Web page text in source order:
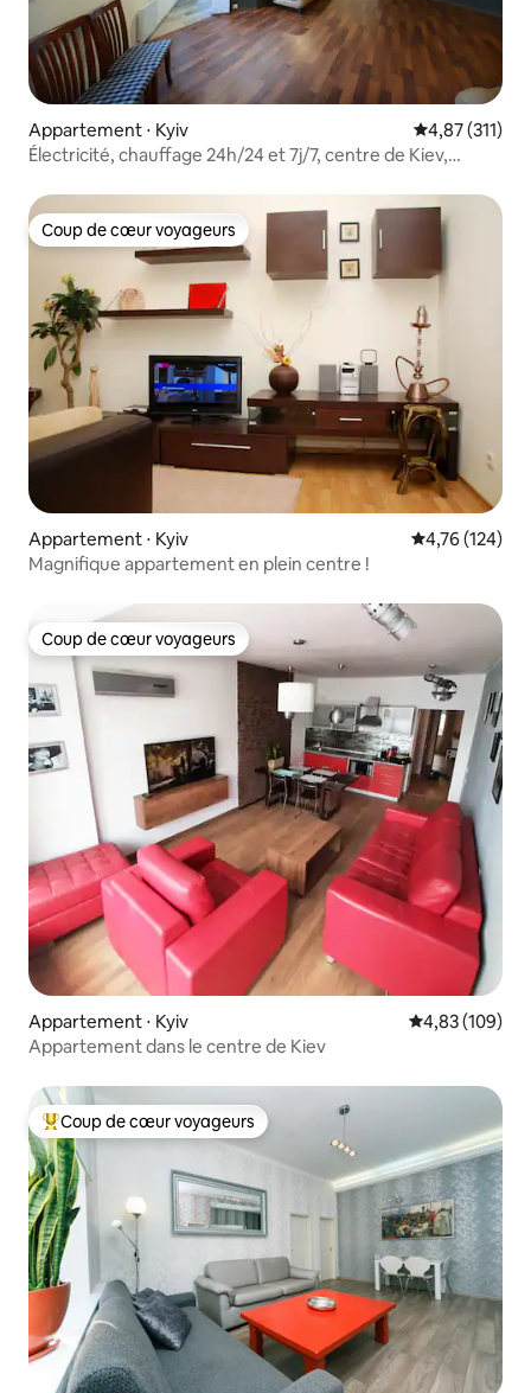
Appartement ⋅ Kyiv Évaluation
4,87 (311)
Électricité, chauffage 24h/24 et 7j/7, centre de Kiev,
Coup de cœur voyageurs
Coup de cœur voyageurs
Appartement ⋅ Kyiv Évaluation
4,76 (124)
Magnifique appartement en plein centre !
Coup de cœur voyageurs
Coup de cœur voyageurs
Appartement ⋅ Kyiv Évaluation
4,83 (109)
Appartement dans le centre de Kiev
Coups de cœur voyageurs les plus appréciés
Coup de cœur voyageurs